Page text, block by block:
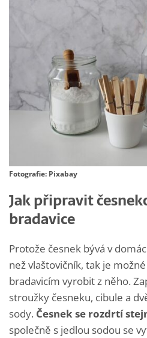
Fotografie: Pixabay
Jak připravit
bradavice
Protože česnek bývá v
než vlaštovičník, tak je
bradavicím vyrobit z něho.
stroužky česneku, cibule a
sody. Česnek se rozdrtí
společně s jedlou sodou se